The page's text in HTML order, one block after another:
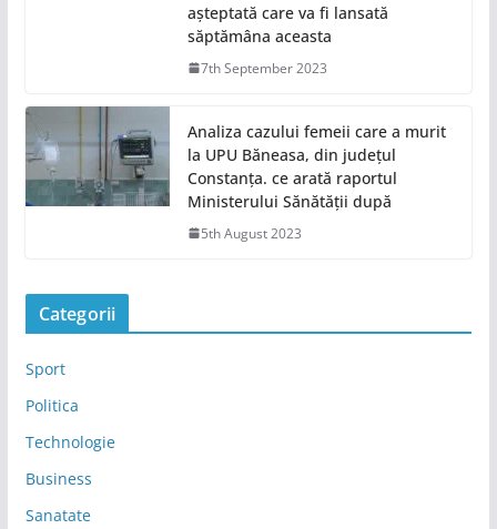
așteptată care va fi lansată
săptămâna aceasta
7th September 2023
Analiza cazului femeii care a murit
la UPU Băneasa, din județul
Constanța. ce arată raportul
Ministerului Sănătății după
5th August 2023
Categorii
Sport
Politica
Technologie
Business
Sanatate